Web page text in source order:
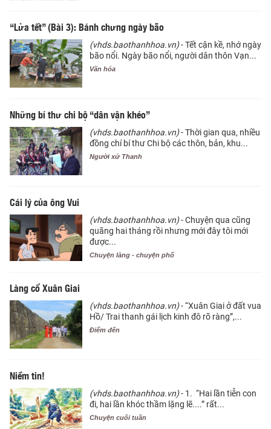
“Lửa tết” (Bài 3): Bánh chưng ngày bão
(vhds.baothanhhoa.vn)- Tết cận kề, nhớ ngày
bão nổi. Ngày bão nổi, người dân thôn Vạn...
Văn hóa
Những bí thư chi bộ “dân vận khéo”
(vhds.baothanhhoa.vn)- Thời gian qua, nhiều
đồng chí bí thư Chi bộ các thôn, bản, khu...
Người xứ Thanh
Cái lý của ông Vui
(vhds.baothanhhoa.vn)- Chuyện qua cũng
quãng hai tháng rồi nhưng mới đây tôi mới
được...
Chuyện làng - chuyện phố
Làng cổ Xuân Giai
(vhds.baothanhhoa.vn)- “Xuân Giai ở đất vua
Hồ/ Trai thanh gái lịch kinh đô rõ ràng”,...
Điểm đến
Niềm tin!
(vhds.baothanhhoa.vn)- 1. “Hai lần tiễn con
đi, hai lần khóc thầm lặng lẽ....” rất...
Chuyện cuối tuần